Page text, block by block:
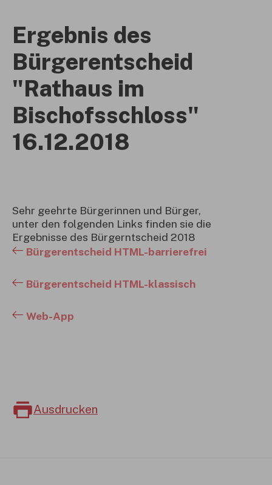
Ergebnis des
Bürgerentscheid
"Rathaus im
Bischofsschloss"
16.12.2018
Sehr geehrte Bürgerinnen und Bürger,
unter den folgenden Links finden sie die
Ergebnisse des Bürgerntscheid 2018
Bürgerentscheid HTML-barrierefrei
Bürgerentscheid HTML-klassisch
Web-App
Ausdrucken